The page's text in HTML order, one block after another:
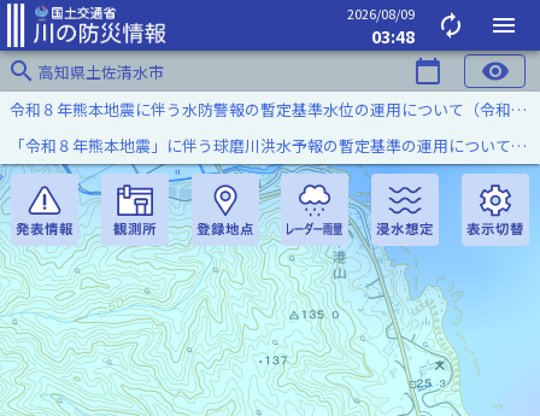
2026/08/09
03:48 autorenew
menu
search 高知県土佐清水市 calendar_today visibility
令和８年熊本地震に伴う水防警報の暫定基準水位の運用について（令和８年８月７日）
「令和８年熊本地震」に伴う球磨川洪水予報の暫定基準の運用について（令和８年８月５日）